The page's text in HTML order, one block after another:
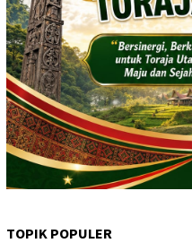
TOPIK POPULER